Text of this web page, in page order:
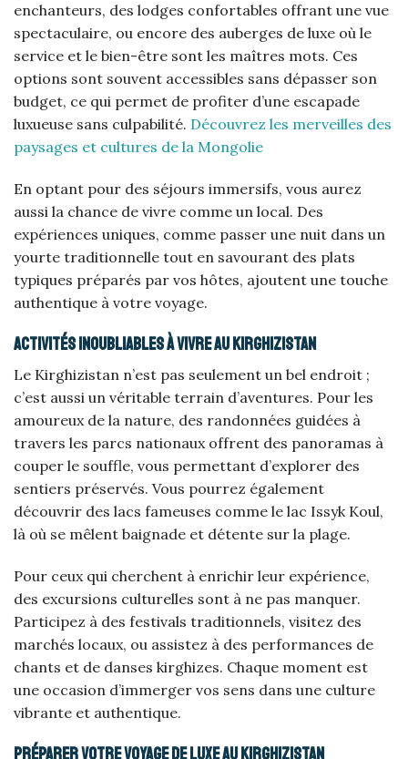
enchanteurs, des lodges confortables offrant une vue
spectaculaire, ou encore des auberges de luxe où le
service et le bien-être sont les maîtres mots. Ces
options sont souvent accessibles sans dépasser son
budget, ce qui permet de profiter d’une escapade
luxueuse sans culpabilité. Découvrez les merveilles des
paysages et cultures de la Mongolie
En optant pour des séjours immersifs, vous aurez
aussi la chance de vivre comme un local. Des
expériences uniques, comme passer une nuit dans un
yourte traditionnelle tout en savourant des plats
typiques préparés par vos hôtes, ajoutent une touche
authentique à votre voyage.
Activités inoubliables à vivre au Kirghizistan
Le Kirghizistan n’est pas seulement un bel endroit ;
c’est aussi un véritable terrain d’aventures. Pour les
amoureux de la nature, des randonnées guidées à
travers les parcs nationaux offrent des panoramas à
couper le souffle, vous permettant d’explorer des
sentiers préservés. Vous pourrez également
découvrir des lacs fameuses comme le lac Issyk Koul,
là où se mêlent baignade et détente sur la plage.
Pour ceux qui cherchent à enrichir leur expérience,
des excursions culturelles sont à ne pas manquer.
Participez à des festivals traditionnels, visitez des
marchés locaux, ou assistez à des performances de
chants et de danses kirghizes. Chaque moment est
une occasion d’immerger vos sens dans une culture
vibrante et authentique.
Préparer votre voyage de luxe au Kirghizistan